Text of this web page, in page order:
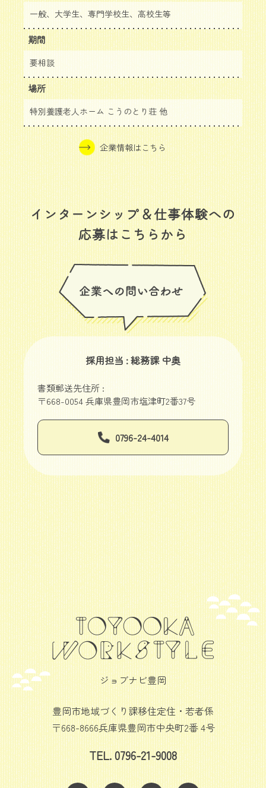
一般、大学生、専門学校生、高校生等
期間
要相談
場所
特別養護老人ホーム こうのとり荘 他
企業情報はこちら
インターンシップ＆仕事体験への
応募はこちらから
採用担当 : 総務課 中奥
書類郵送先住所 :
〒668-0054 兵庫県豊岡市塩津町2番37号
0796-24-4014
ジョブナビ豊岡
豊岡市地域づくり課移住定住・若者係
〒668-8666兵庫県豊岡市中央町2番 4号
TEL. 0796-21-9008